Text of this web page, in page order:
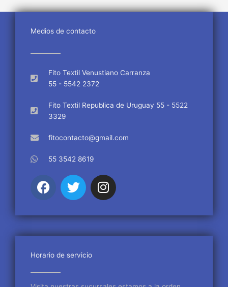
Medios de contacto
Fito Textil Venustiano Carranza
55 - 5542 2372
Fito Textil Republica de Uruguay 55 - 5522
3329
fitocontacto@gmail.com
55 3542 8619
F
a
e
b
o
k
T
w
t
t
r
I
n
t
a
m
Horario de servicio